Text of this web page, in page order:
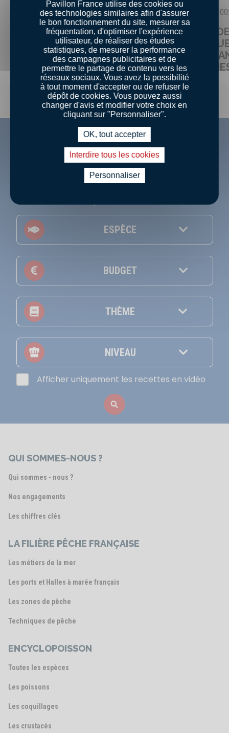
Débutant 00:20 0
CARPACCIO DE
COQUILLES SAINT-
JACQUES ET SON
TARTARE D'HUÎTRES
Débutant
CARPACCIO
SAINT-
GRENADE,
NOIX
Toutes les recettes
UNE ENVIE ? UNE
RECETTE !
À l’aide de notre section recettes, trouvez la
ESPÈCE
BUDGET
THÈME
NIVEAU
Afficher uniquement les recettes en vidéo
QUI SOMMES-NOUS ?
Qui sommes - nous ?
Nos engagements
Les chiffres clés
LA FILIÈRE PÊCHE FRANÇAISE
Les métiers de la mer
Les ports et Halles à marée français
Les zones de pêche
Techniques de pêche
ENCYCLOPOISSON
Toutes les espèces
Les poissons
Les coquillages
Les crustacés
Pavillon France utilise des cookies ou
des technologies similaires afin d'assurer
le bon fonctionnement du site, mesurer sa
fréquentation, d'optimiser l'expérience
utilisateur, de réaliser des études
statistiques, de mesurer la performance
des campagnes publicitaires et de
permettre le partage de contenu vers les
réseaux sociaux. Vous avez la possibilité
à tout moment d'accepter ou de refuser le
dépôt de cookies. Vous pouvez aussi
changer d'avis et modifier votre choix en
cliquant sur "Personnaliser".
OK, tout accepter
Interdire tous les cookies
Personnaliser